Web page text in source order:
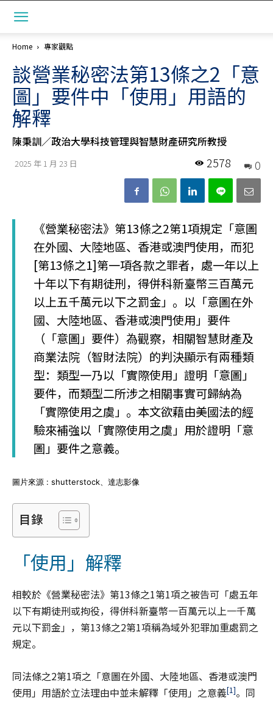
Home 專家觀點
談營業秘密法第13條之2「意
圖」要件中「使用」用語的
解釋
陳秉訓／政治大學科技管理與智慧財產研究所教授
2025 年 1 月 23 日 0
2578
《營業秘密法》第13條之2第1項規定「意圖
在外國、大陸地區、香港或澳門使用，而犯
[第13條之1]第一項各款之罪者，處一年以上
十年以下有期徒刑，得併科新臺幣三百萬元
以上五千萬元以下之罰金」。以「意圖在外
國、大陸地區、香港或澳門使用」要件
（「意圖」要件）為觀察，相關智慧財產及
商業法院（智財法院）的判決顯示有兩種類
型：類型一乃以「實際使用」證明「意圖」
要件，而類型二所涉之相關事實可歸納為
「實際使用之虞」。本文欲藉由美國法的經
驗來補強以「實際使用之虞」用於證明「意
圖」要件之意義。
圖片來源 : shutterstock、達志影像
目錄
「使用」解釋
相較於《營業秘密法》第13條之1第1項之被告可「處五年
以下有期徒刑或拘役，得併科新臺幣一百萬元以上一千萬
元以下罰金」，第13條之2第1項稱為域外犯罪加重處罰之
規定。
同法條之2第1項之「意圖在外國、大陸地區、香港或澳門
使用」用語於立法理由中並未解釋「使用」之意義[1]。同